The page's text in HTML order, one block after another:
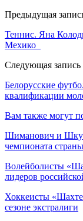
Предыдущая
Теннис. Яна
Мехико
Следующая запись
Белорусские
квалификации
Вам также могут
Шиманович и
чемпионата
Волейболисты
лидеров
Хоккеисты
сезоне экстралиги